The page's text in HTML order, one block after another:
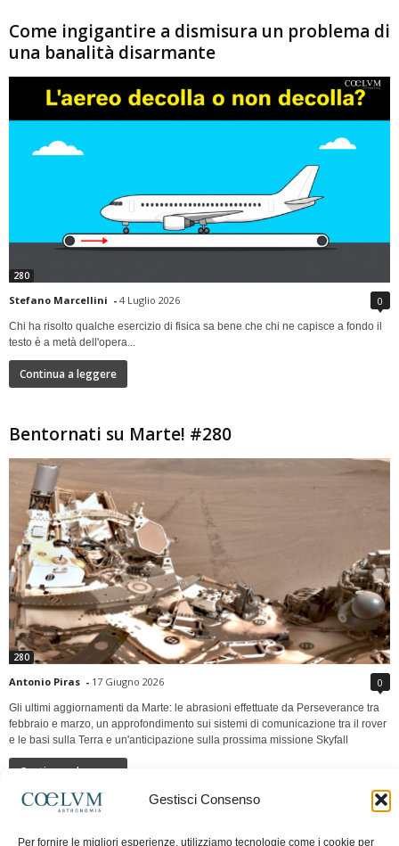
Gestisci Consenso
Per fornire le migliori esperienze, utilizziamo tecnologie come i cookie per
Come ingigantire a dismisura un problema di
una banalità disarmante
280
Stefano Marcellini - 4 Luglio 2026 0
Chi ha risolto qualche esercizio di fisica sa bene che chi ne capisce a fondo il
testo è a metà dell'opera...
Continua a leggere
Bentornati su Marte! #280
280
Antonio Piras - 17 Giugno 2026 0
Gli ultimi aggiornamenti da Marte: le abrasioni effettuate da Perseverance tra
febbraio e marzo, un approfondimento sui sistemi di comunicazione tra il rover
e le basi sulla Terra e un'anticipazione sulla prossima missione Skyfall
Continua a leggere